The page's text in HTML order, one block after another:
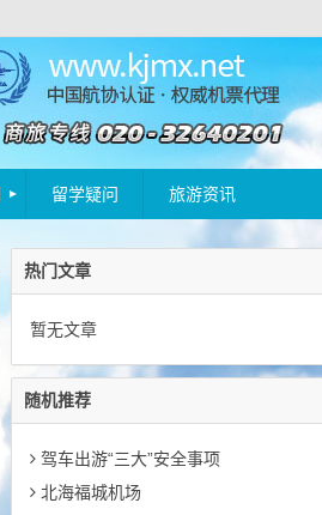
留学疑问 旅游资讯
热门文章
暂无文章
随机推荐
驾车出游“三大”安全事项
北海福城机场